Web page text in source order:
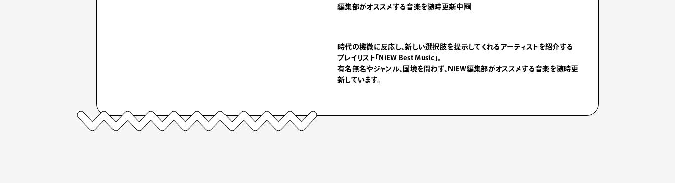
編集部がオススメする音楽を随時更新中🆕
時代の機微に反応し、新しい選択肢を提示してくれるアーティストを紹介する
プレイリスト「NiEW Best Music」。
有名無名やジャンル、国境を問わず、NiEW編集部がオススメする音楽を随時更
新しています。